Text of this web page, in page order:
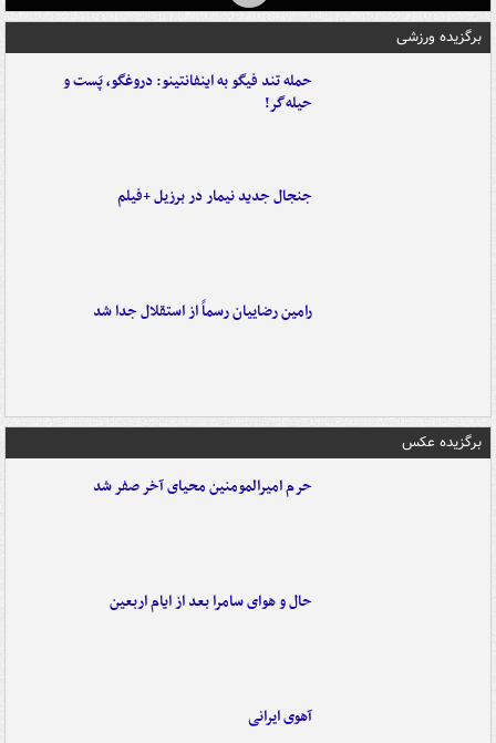
برگزیده ورزشی
حمله تند فیگو به اینفانتینو: دروغگو، پَست‌ و
حیله‌گر!
جنجال جدید نیمار در برزیل +فیلم
رامین رضاییان رسماً از استقلال جدا شد
برگزیده عکس
حرم امیرالمومنین محیای آخر صفر شد
حال و هوای سامرا بعد از ایام اربعین
آهوی ایرانی